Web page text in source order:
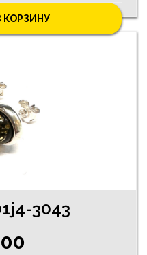
КОРЗИНУ
3043